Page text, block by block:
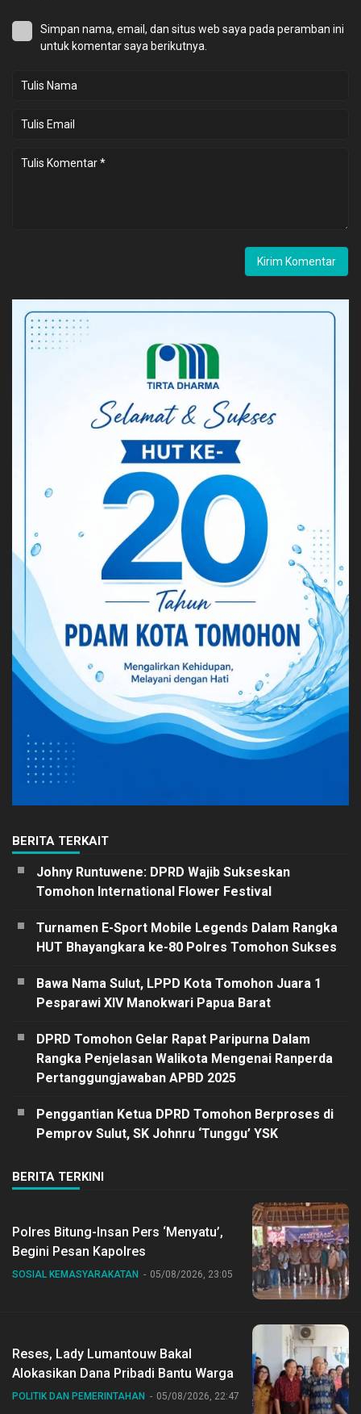
Simpan nama, email, dan situs web saya pada peramban ini
untuk komentar saya berikutnya.
BERITA TERKAIT
Johny Runtuwene: DPRD Wajib Sukseskan
Tomohon International Flower Festival
Turnamen E-Sport Mobile Legends Dalam Rangka
HUT Bhayangkara ke-80 Polres Tomohon Sukses
Bawa Nama Sulut, LPPD Kota Tomohon Juara 1
Pesparawi XIV Manokwari Papua Barat
DPRD Tomohon Gelar Rapat Paripurna Dalam
Rangka Penjelasan Walikota Mengenai Ranperda
Pertanggungjawaban APBD 2025
Penggantian Ketua DPRD Tomohon Berproses di
Pemprov Sulut, SK Johnru ‘Tunggu’ YSK
BERITA TERKINI
Polres Bitung-Insan Pers ‘Menyatu’,
Begini Pesan Kapolres
SOSIAL KEMASYARAKATAN 05/08/2026, 23:05
Reses, Lady Lumantouw Bakal
Alokasikan Dana Pribadi Bantu Warga
POLITIK DAN PEMERINTAHAN 05/08/2026, 22:47